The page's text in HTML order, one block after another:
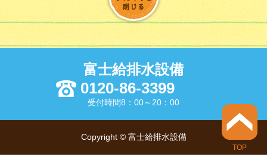
TOP
富士給排水設備
0120-86-3399
受付時間8：00～20：00
Copyright © 富士給排水設備